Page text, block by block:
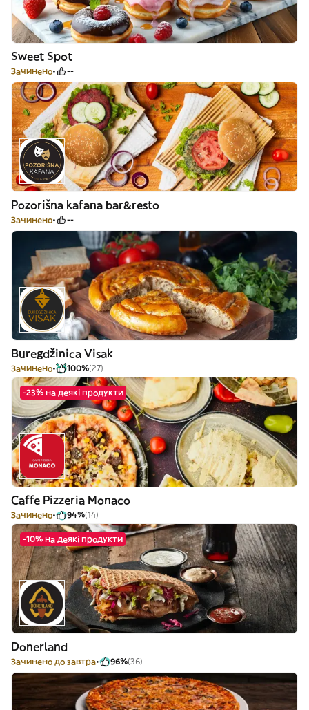
Sweet Spot
Зачинено --
Pozorišna kafana bar&resto
Зачинено --
Buregdžinica Visak
Зачинено 100%(27)
-23% на деякі продукти
Caffe Pizzeria Monaco
Зачинено 94%(14)
-10% на деякі продукти
Donerland
Зачинено до завтра 96%(36)